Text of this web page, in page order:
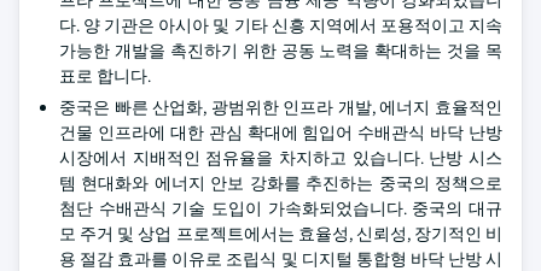
다. 양 기관은 아시아 및 기타 신흥 지역에서 포용적이고 지속
가능한 개발을 촉진하기 위한 공동 노력을 확대하는 것을 목
표로 합니다.
중국은 빠른 산업화, 광범위한 인프라 개발, 에너지 효율적인
건물 인프라에 대한 관심 확대에 힘입어 수배관식 바닥 난방
시장에서 지배적인 점유율을 차지하고 있습니다. 난방 시스
템 현대화와 에너지 안보 강화를 추진하는 중국의 정책으로
첨단 수배관식 기술 도입이 가속화되었습니다. 중국의 대규
모 주거 및 상업 프로젝트에서는 효율성, 신뢰성, 장기적인 비
용 절감 효과를 이유로 조립식 및 디지털 통합형 바닥 난방 시